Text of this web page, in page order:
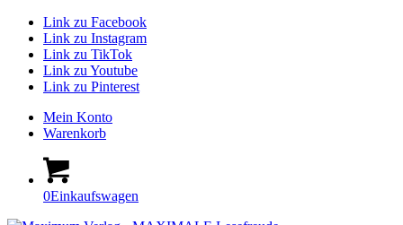
Link zu Facebook
Link zu Instagram
Link zu TikTok
Link zu Youtube
Link zu Pinterest
Mein Konto
Warenkorb
0Einkaufswagen